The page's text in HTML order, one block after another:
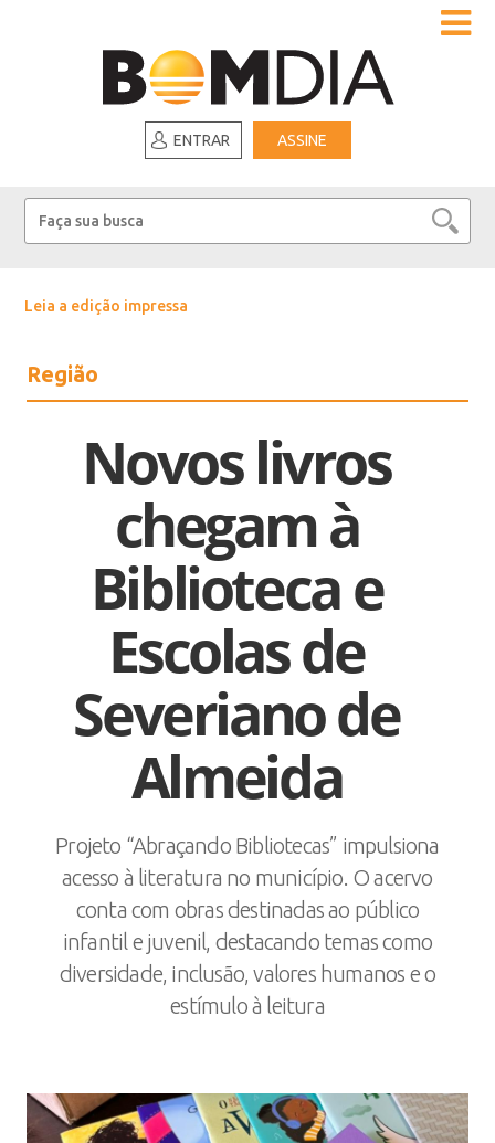
ENTRAR ASSINE
Leia a edição impressa
Região
Novos livros
chegam à
Biblioteca e
Escolas de
Severiano de
Almeida
Projeto “Abraçando Bibliotecas” impulsiona
acesso à literatura no município. O acervo
conta com obras destinadas ao público
infantil e juvenil, destacando temas como
diversidade, inclusão, valores humanos e o
estímulo à leitura